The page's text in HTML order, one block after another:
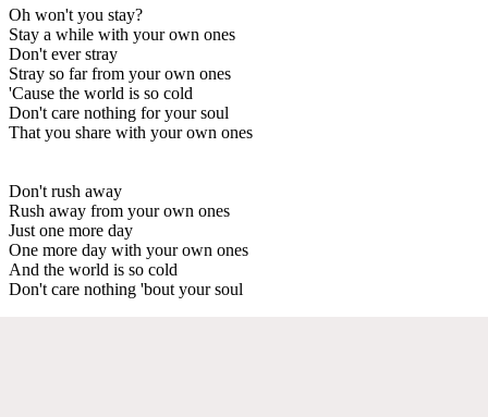
Oh won't you stay?
Stay a while with your own ones
Don't ever stray
Stray so far from your own ones
'Cause the world is so cold
Don't care nothing for your soul
That you share with your own ones
Don't rush away
Rush away from your own ones
Just one more day
One more day with your own ones
And the world is so cold
Don't care nothing 'bout your soul